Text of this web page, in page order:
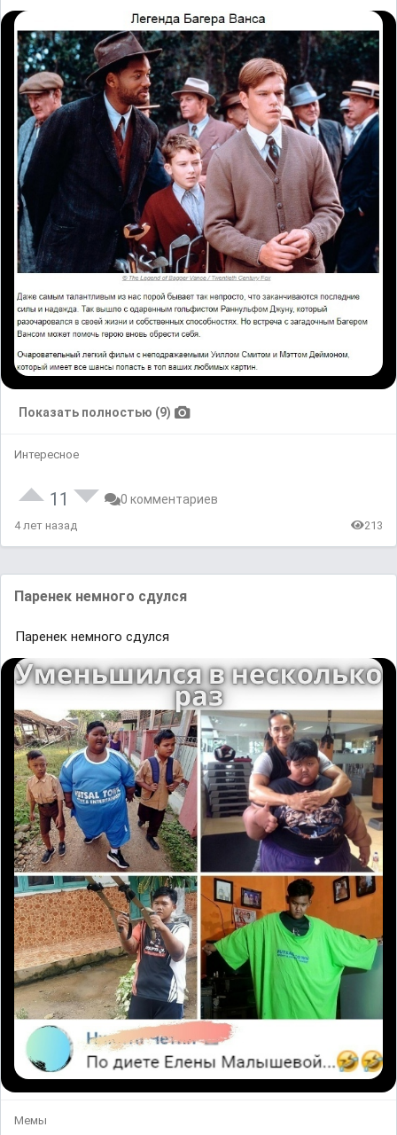
Показать полностью (9)
Интересное
11 0 комментариев
4 лет назад 213
Паренек немного сдулся
Паренек немного сдулся
Мемы